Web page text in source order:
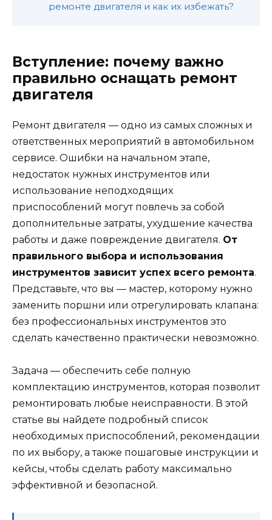
ремонте двигателя и как их избежать?
Вступление: почему важно
правильно оснащать ремонт
двигателя
Ремонт двигателя — одно из самых сложных и
ответственных мероприятий в автомобильном
сервисе. Ошибки на начальном этапе,
недостаток нужных инструментов или
использование неподходящих
приспособлений могут повлечь за собой
дополнительные затраты, ухудшение качества
работы и даже повреждение двигателя. От
правильного выбора и использования
инструментов зависит успех всего ремонта.
Представьте, что вы — мастер, которому нужно
заменить поршни или отрегулировать клапана:
без профессиональных инструментов это
сделать качественно практически невозможно.
Задача — обеспечить себе полную
комплектацию инструментов, которая позволит
ремонтировать любые неисправности. В этой
статье вы найдете подробный список
необходимых приспособлений, рекомендации
по их выбору, а также пошаговые инструкции и
кейсы, чтобы сделать работу максимально
эффективной и безопасной.